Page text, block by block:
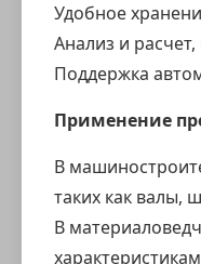
Удобное
Анализ и
Поддержка
Применение
В
таких как валы,
В